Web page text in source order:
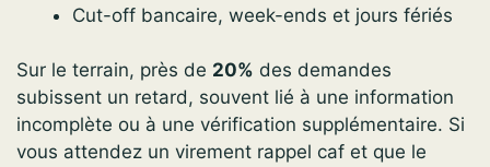
Cut-off bancaire, week-ends et jours fériés
Sur le terrain, près de 20% des demandes
subissent un retard, souvent lié à une information
incomplète ou à une vérification supplémentaire. Si
vous attendez un virement rappel caf et que le